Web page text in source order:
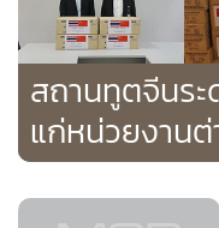
เพราะถือเป็นกลุ่มเสี่ยง
เมื่อถามว่า ปัจจุบันยังมี
การแพร่กระจายของโร
ยอมรับกติกา ถ้าไม่กักตัว
สถานทูตจีนร
แก่หน่วยงานต่